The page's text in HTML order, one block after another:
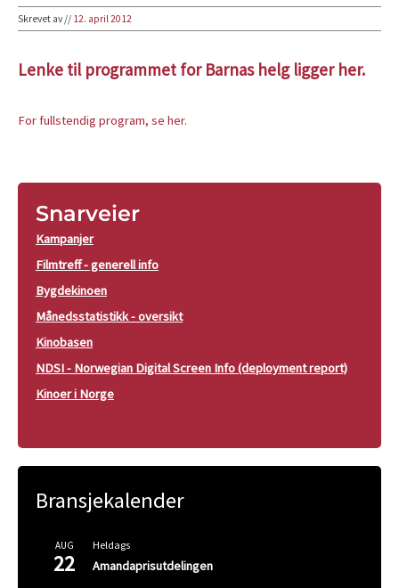
Skrevet av// 12. april 2012
Lenke til programmet for Barnas helg ligger her.
For fullstendig program, se her.
Snarveier
Kampanjer
Filmtreff - generell info
Bygdekinoen
Månedsstatistikk - oversikt
Kinobasen
NDSI - Norwegian Digital Screen Info (deployment report)
Kinoer i Norge
Bransjekalender
AUG
22
Heldags
Amandaprisutdelingen